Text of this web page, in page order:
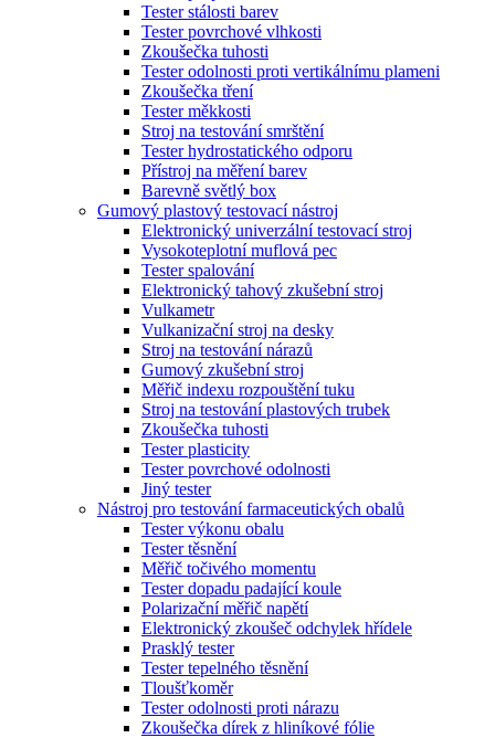
Tester stálosti barev
Tester povrchové vlhkosti
Zkoušečka tuhosti
Tester odolnosti proti vertikálnímu plameni
Zkoušečka tření
Tester měkkosti
Stroj na testování smrštění
Tester hydrostatického odporu
Přístroj na měření barev
Barevně světlý box
Gumový plastový testovací nástroj
Elektronický univerzální testovací stroj
Vysokoteplotní muflová pec
Tester spalování
Elektronický tahový zkušební stroj
Vulkametr
Vulkanizační stroj na desky
Stroj na testování nárazů
Gumový zkušební stroj
Měřič indexu rozpouštění tuku
Stroj na testování plastových trubek
Zkoušečka tuhosti
Tester plasticity
Tester povrchové odolnosti
Jiný tester
Nástroj pro testování farmaceutických obalů
Tester výkonu obalu
Tester těsnění
Měřič točivého momentu
Tester dopadu padající koule
Polarizační měřič napětí
Elektronický zkoušeč odchylek hřídele
Prasklý tester
Tester tepelného těsnění
Tloušťkoměr
Tester odolnosti proti nárazu
Zkoušečka dírek z hliníkové fólie